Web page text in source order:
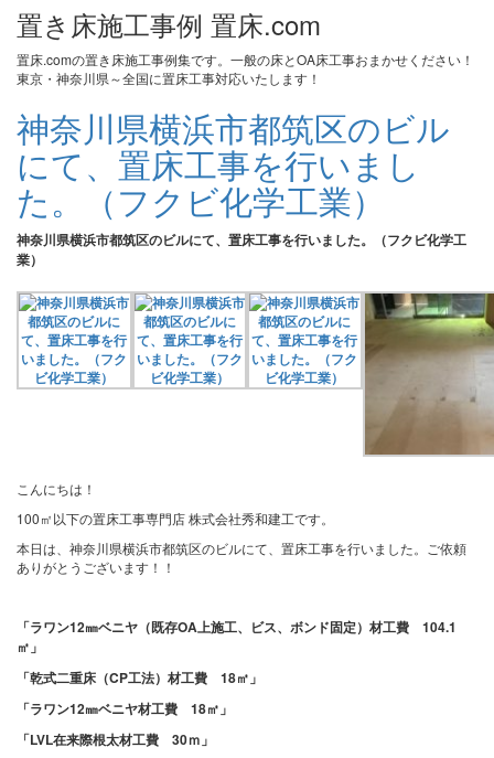
置き床施工事例 置床.com
置床.comの置き床施工事例集です。一般の床とOA床工事おまかせください！
東京・神奈川県～全国に置床工事対応いたします！
神奈川県横浜市都筑区のビル
にて、置床工事を行いまし
た。（フクビ化学工業）
神奈川県横浜市都筑区のビルにて、置床工事を行いました。（フクビ化学工
業）
こんにちは！
100㎡以下の置床工事専門店 株式会社秀和建工です。
本日は、神奈川県横浜市都筑区のビルにて、置床工事を行いました。ご依頼
ありがとうございます！！
「ラワン12㎜ベニヤ（既存OA上施工、ビス、ボンド固定）材工費 104.1
㎡」
「乾式二重床（CP工法）材工費 18㎡」
「ラワン12㎜ベニヤ材工費 18㎡」
「LVL在来際根太材工費 30ｍ」